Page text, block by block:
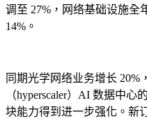
调至 27%，网络基础设施全
14%。
同期光学网络业务增长 20%
（hyperscaler）AI 数据中
块能力得到进一步强化。新